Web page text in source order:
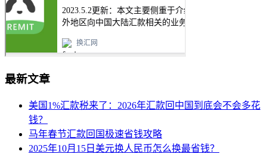
最新文章
美国1%汇款税来了：2026年汇款回中国到底会不会多花
钱？
马年春节汇款回国极速省钱攻略
2025年10月15日美元换人民币怎么换最省钱？